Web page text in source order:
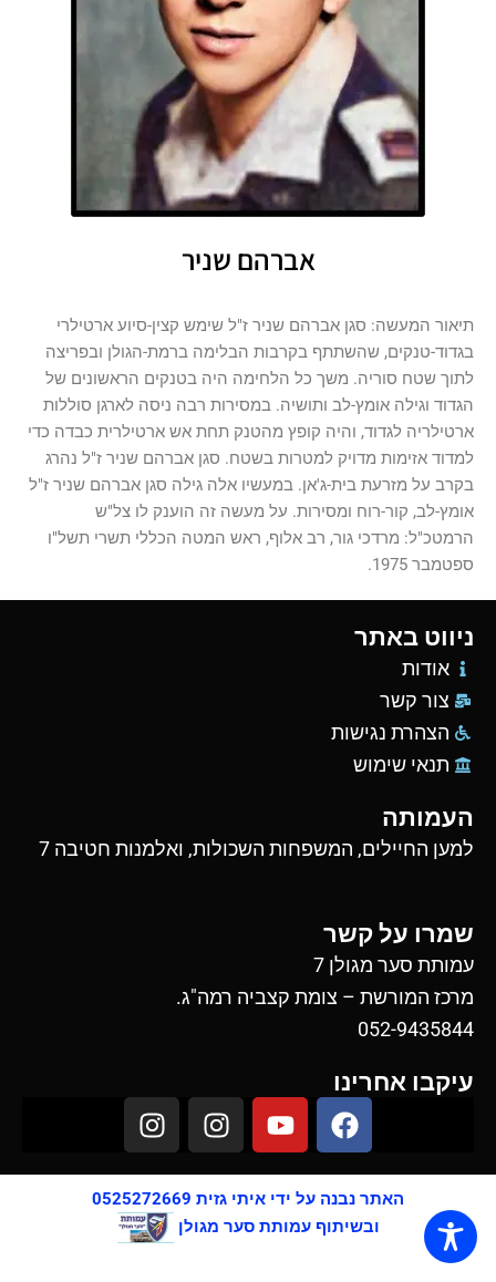
אברהם שניר
תיאור המעשה: סגן אברהם שניר ז"ל שימש קצין-סיוע ארטילרי
בגדוד-טנקים, שהשתתף בקרבות הבלימה ברמת-הגולן ובפריצה
לתוך שטח סוריה. משך כל הלחימה היה בטנקים הראשונים של
הגדוד וגילה אומץ-לב ותושיה. במסירות רבה ניסה לארגן סוללות
ארטילריה לגדוד, והיה קופץ מהטנק תחת אש ארטילרית כבדה כדי
למדוד אזימות מדויק למטרות בשטח. סגן אברהם שניר ז"ל נהרג
בקרב על מזרעת בית-ג'אן. במעשיו אלה גילה סגן אברהם שניר ז"ל
אומץ-לב, קור-רוח ומסירות. על מעשה זה הוענק לו צל"ש
הרמטכ"ל: מרדכי גור, רב אלוף, ראש המטה הכללי תשרי תשל"ו
ספטמבר 1975.
ניווט באתר
אודות
צור קשר
הצהרת נגישות
תנאי שימוש
העמותה
למען החיילים, המשפחות השכולות, ואלמנות חטיבה 7
שמרו על קשר
עמותת סער מגולן 7
מרכז המורשת – צומת קצביה רמה"ג.
052-9435844
עיקבו אחרינו
F
a
c
e
b
Y
o
u
t
u
I
n
s
t
a
I
n
s
t
a
g
האתר נבנה על ידי איתי גזית 0525272669
ובשיתוף עמותת סער מגולן